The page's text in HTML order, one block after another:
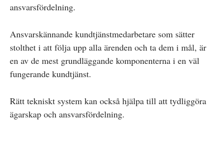
ansvarsfördelning.
Ansvarskännande kundtjänstmedarbetare som sätter
stolthet i att följa upp alla ärenden och ta dem i mål, är
en av de mest grundläggande komponenterna i en väl
fungerande kundtjänst.
Rätt tekniskt system kan också hjälpa till att tydliggöra
ägarskap och ansvarsfördelning.